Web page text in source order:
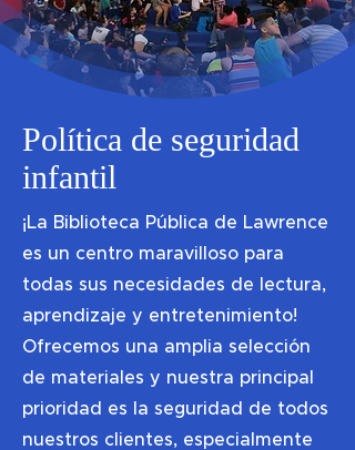
Política de seguridad
infantil
¡La Biblioteca Pública de Lawrence
es un centro maravilloso para
todas sus necesidades de lectura,
aprendizaje y entretenimiento!
Ofrecemos una amplia selección
de materiales y nuestra principal
prioridad es la seguridad de todos
nuestros clientes, especialmente